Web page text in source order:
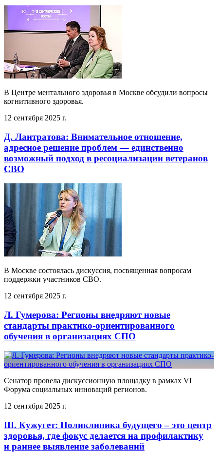
В Центре ментального здоровья в Москве обсудили вопросы
когнитивного здоровья.
12 сентября 2025 г.
Д. Лантратова: Внимательное отношение,
адресное решение проблем — единственно
возможный подход в ресоциализации ветеранов
СВО
В Москве состоялась дискуссия, посвященная вопросам
поддержки участников СВО.
12 сентября 2025 г.
Л. Гумерова: Регионы внедряют новые
стандарты практико-ориентированного
обучения в организациях СПО
Сенатор провела дискуссионную площадку в рамках VI
Форума социальных инноваций регионов.
12 сентября 2025 г.
Ш. Кужугет: Поликлиника будущего – это центр
здоровья, где фокус делается на профилактику
и раннее выявление заболеваний